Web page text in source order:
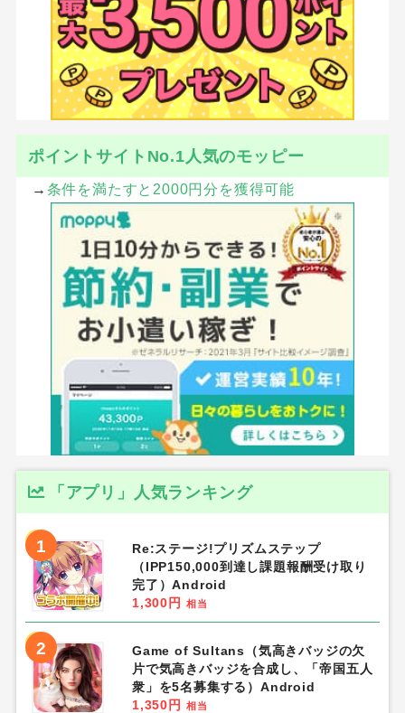
ポイントサイトNo.1人気のモッピー
→ 条件を満たすと2000円分を獲得可能
「アプリ」人気ランキング
1
Re:ステージ!プリズムステップ
（IPP150,000到達し課題報酬受け取り
完了）Android
1,300円
相当
2
Game of Sultans（気高きバッジの欠
片で気高きバッジを合成し、「帝国五人
衆」を5名募集する）Android
1,350円
相当